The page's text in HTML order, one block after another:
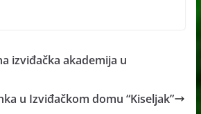
izviđačka akademija u
u Izviđačkom domu “Kiseljak”